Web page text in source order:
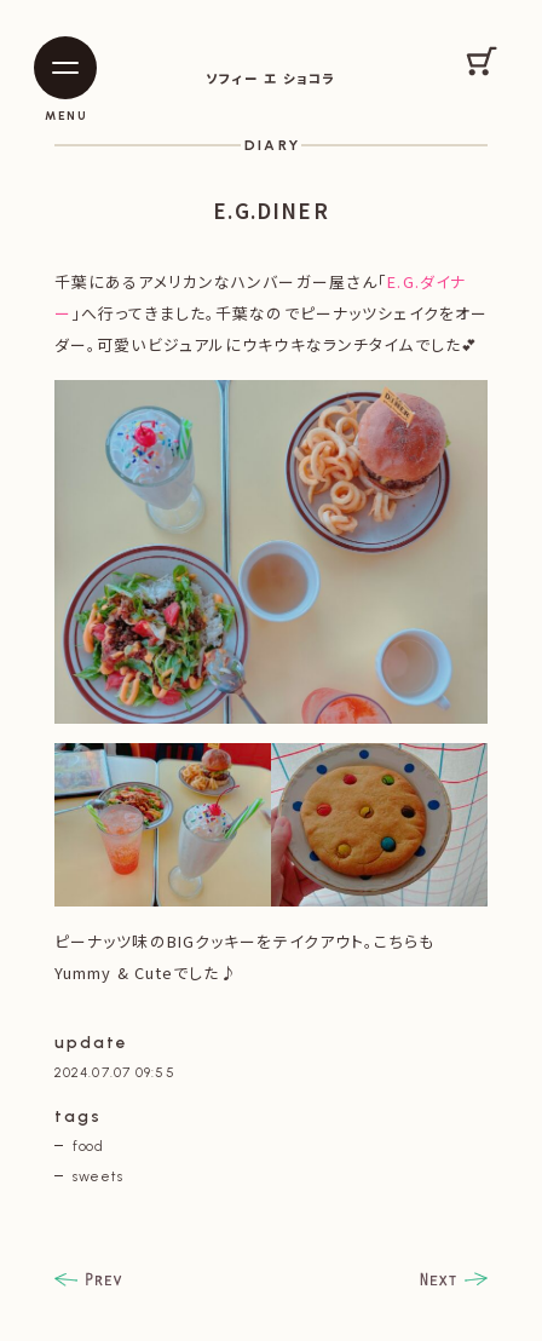
ソフィー エ ショコラ
MENU
カー
DIARY
E.G.DINER
千葉にあるアメリカンなハンバーガー屋さん「E.G.ダイナ
ー 」へ行ってきました。千葉なのでピーナッツシェイクをオー
ダー。可愛いビジュアルにウキウキなランチタイムでした💕
ピーナッツ味のBIGクッキーをテイクアウト。こちらも
Yummy & Cuteでした♪
update
2024.07.07 09:55
tags
food
sweets